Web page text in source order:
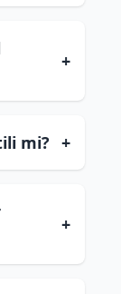
+
mi? +
+